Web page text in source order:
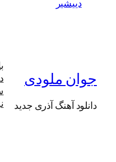
ملودی
آذری جدید
درباره
سوالات
نویسندگان